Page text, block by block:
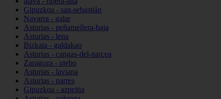
Gipuzkoa - san-sebastián
Navarra - galar
Asturias - peñamellera-baja
Asturias - lena
Bizkaia - galdakao
Asturias - cangas-del-narcea
Zaragoza - utebo
Asturias - laviana
Asturias - parres
Gipuzkoa - azpeitia